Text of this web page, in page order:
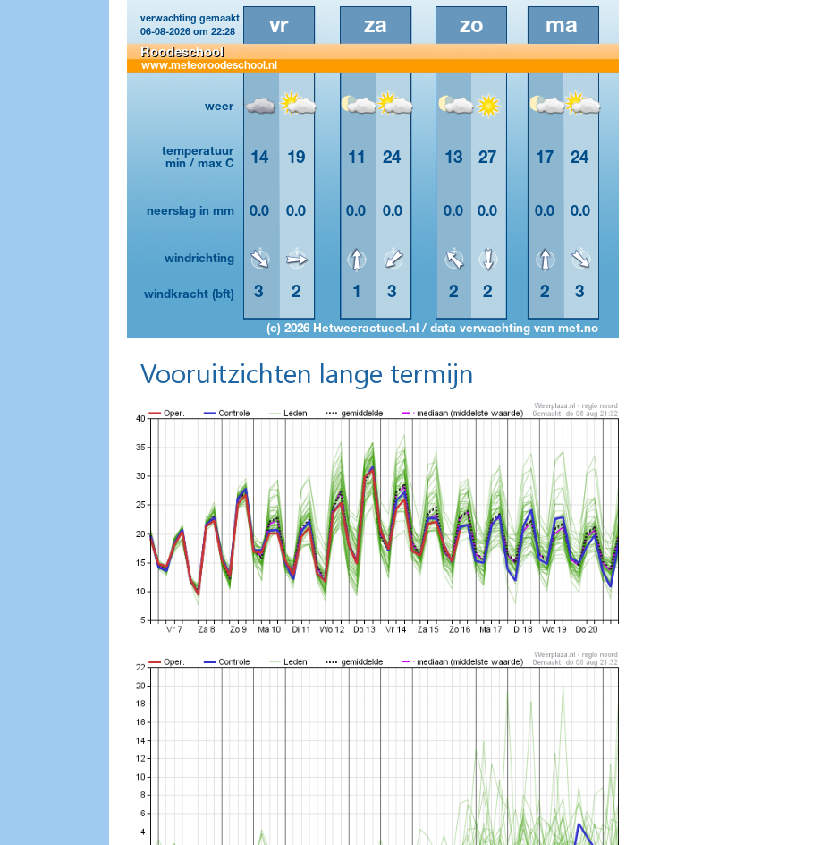
Vooruitzichten lange termijn